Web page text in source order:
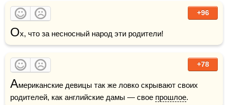
+96
Ох, что за несносный народ эти родители!
+78
Американские девицы так же ловко скрывают своих
родителей, как английские дамы — свое прошлое.